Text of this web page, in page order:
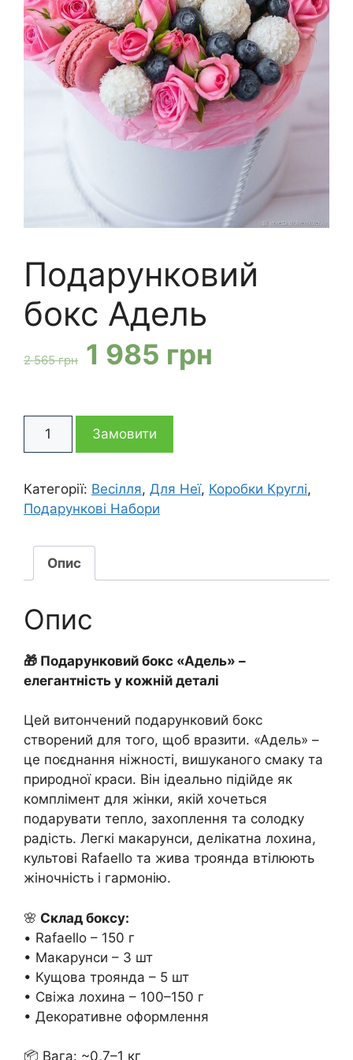
Подарунковий
бокс Адель
2 565грн Оригінальна
2
565 грн
1 985 грн
985 грн
Подарунковий
кількість
Замовити
Категорії: Весілля, Для Неї, Коробки Круглі,
Подарункові Набори
Опис
Опис
🎁 Подарунковий бокс «Адель» –
елегантність у кожній деталі
Цей витончений подарунковий бокс
створений для того, щоб вразити. «Адель» –
це поєднання ніжності, вишуканого смаку та
природної краси. Він ідеально підійде як
комплімент для жінки, якій хочеться
подарувати тепло, захоплення та солодку
радість. Легкі макарунси, делікатна лохина,
культові Rafaello та жива троянда втілюють
жіночність і гармонію.
🌸 Склад боксу:
• Rafaello – 150 г
• Макарунси – 3 шт
• Кущова троянда – 5 шт
• Свіжа лохина – 100–150 г
• Декоративне оформлення
📦 Вага: ~0,7–1 кг